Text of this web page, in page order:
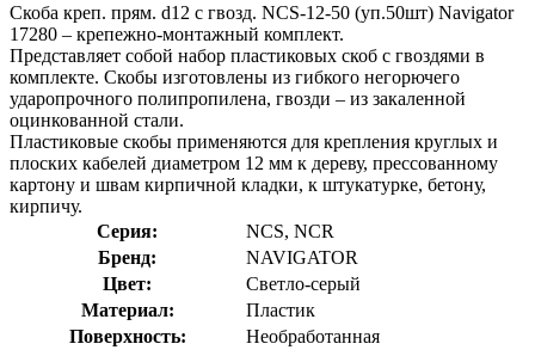
Скоба креп. прям. d12 с гвозд. NCS-12-50 (уп.50шт) Navigator
17280 – крепежно-монтажный комплект.
Представляет собой набор пластиковых скоб с гвоздями в
комплекте. Скобы изготовлены из гибкого негорючего
ударопрочного полипропилена, гвозди – из закаленной
оцинкованной стали.
Пластиковые скобы применяются для крепления круглых и
плоских кабелей диаметром 12 мм к дереву, прессованному
картону и швам кирпичной кладки, к штукатурке, бетону,
кирпичу.
Серия:
NCS, NCR
Бренд:
NAVIGATOR
Цвет:
Светло-серый
Материал:
Пластик
Поверхность:
Необработанная